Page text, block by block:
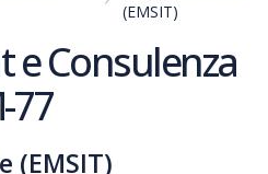
(EMSIT)
e Consulenza
77
(EMSIT)